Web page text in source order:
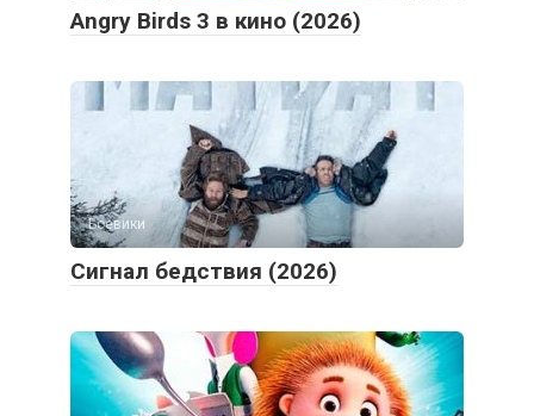
Angry Birds 3 в кино (2026)
Боевики
Сигнал бедствия (2026)